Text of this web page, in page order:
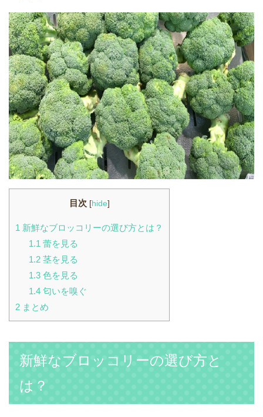
目次 [hide]
1 新鮮なブロッコリーの選び方とは？
1.1蕾を見る
1.2茎を見る
1.3色を見る
1.4匂いを嗅ぐ
2 まとめ
新鮮なブロッコリーの選び方と
は？